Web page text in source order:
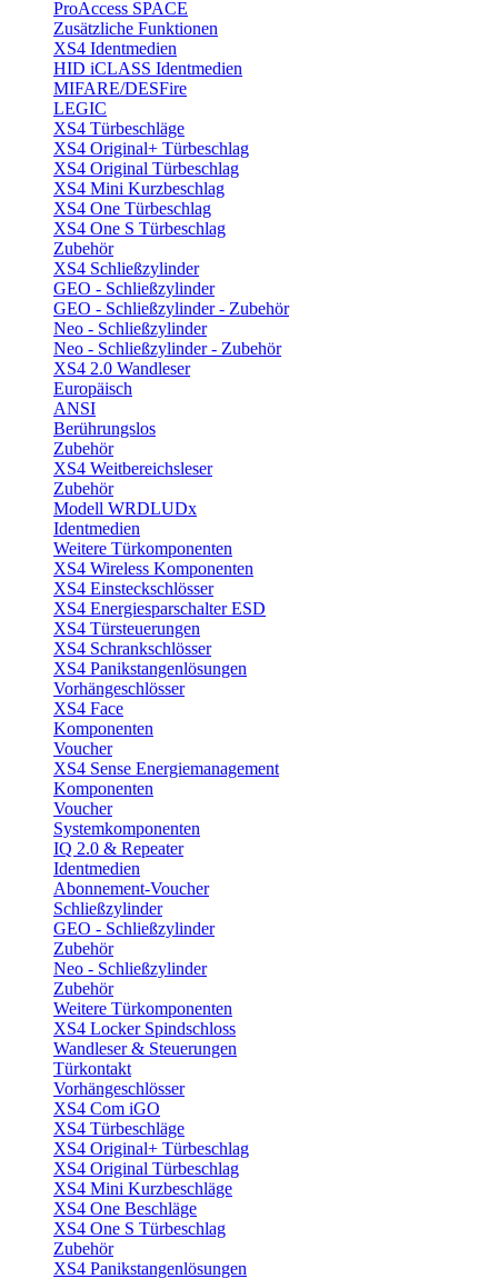
ProAccess SPACE
Zusätzliche Funktionen
XS4 Identmedien
HID iCLASS Identmedien
MIFARE/DESFire
LEGIC
XS4 Türbeschläge
XS4 Original+ Türbeschlag
XS4 Original Türbeschlag
XS4 Mini Kurzbeschlag
XS4 One Türbeschlag
XS4 One S Türbeschlag
Zubehör
XS4 Schließzylinder
GEO - Schließzylinder
GEO - Schließzylinder - Zubehör
Neo - Schließzylinder
Neo - Schließzylinder - Zubehör
XS4 2.0 Wandleser
Europäisch
ANSI
Berührungslos
Zubehör
XS4 Weitbereichsleser
Zubehör
Modell WRDLUDx
Identmedien
Weitere Türkomponenten
XS4 Wireless Komponenten
XS4 Einsteckschlösser
XS4 Energiesparschalter ESD
XS4 Türsteuerungen
XS4 Schrankschlösser
XS4 Panikstangenlösungen
Vorhängeschlösser
XS4 Face
Komponenten
Voucher
XS4 Sense Energiemanagement
Komponenten
Voucher
Systemkomponenten
IQ 2.0 & Repeater
Identmedien
Abonnement-Voucher
Schließzylinder
GEO - Schließzylinder
Zubehör
Neo - Schließzylinder
Zubehör
Weitere Türkomponenten
XS4 Locker Spindschloss
Wandleser & Steuerungen
Türkontakt
Vorhängeschlösser
XS4 Com iGO
XS4 Türbeschläge
XS4 Original+ Türbeschlag
XS4 Original Türbeschlag
XS4 Mini Kurzbeschläge
XS4 One Beschläge
XS4 One S Türbeschlag
Zubehör
XS4 Panikstangenlösungen